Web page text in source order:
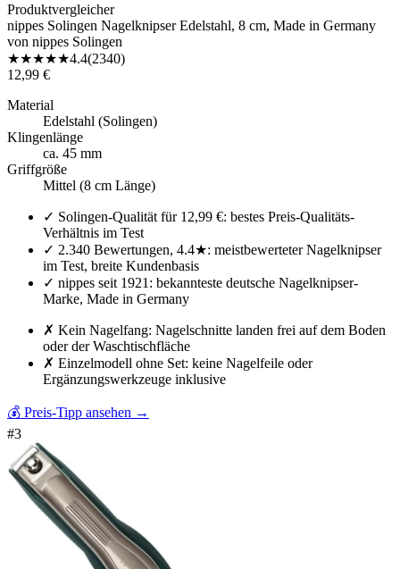
Produktvergleicher
nippes Solingen Nagelknipser Edelstahl, 8 cm, Made in Germany
von nippes Solingen
★★★★★4.4(2340)
12,99 €
Material
Edelstahl (Solingen)
Klingenlänge
ca. 45 mm
Griffgröße
Mittel (8 cm Länge)
✓ Solingen-Qualität für 12,99 €: bestes Preis-Qualitäts-
Verhältnis im Test
✓ 2.340 Bewertungen, 4.4★: meistbewerteter Nagelknipser
im Test, breite Kundenbasis
✓ nippes seit 1921: bekannteste deutsche Nagelknipser-
Marke, Made in Germany
✗ Kein Nagelfang: Nagelschnitte landen frei auf dem Boden
oder der Waschtischfläche
✗ Einzelmodell ohne Set: keine Nagelfeile oder
Ergänzungswerkzeuge inklusive
💰 Preis-Tipp ansehen →
#3